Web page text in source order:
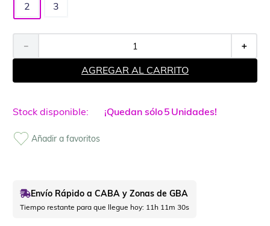
2 3
＋
－
AGREGAR AL CARRITO
¡Quedan sólo5Unidades!
Envío Rápido a CABA y Zonas de GBA
Tiempo restante para que llegue hoy: 11h 11m 29s